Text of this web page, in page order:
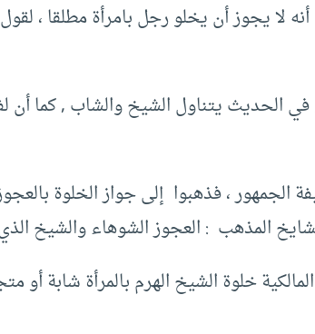
لا يجوز أن يخلو رجل بامرأة مطلقا ،
الحديث يتناول الشيخ والشاب , كما أن
، فذهبوا إلى جواز الخلوة
المذهب : العجوز الشوهاء والشيخ الذي
خلوة الشيخ الهرم بالمرأة شابة أو